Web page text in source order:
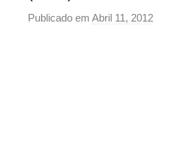
Publicado em Abril 11, 2012